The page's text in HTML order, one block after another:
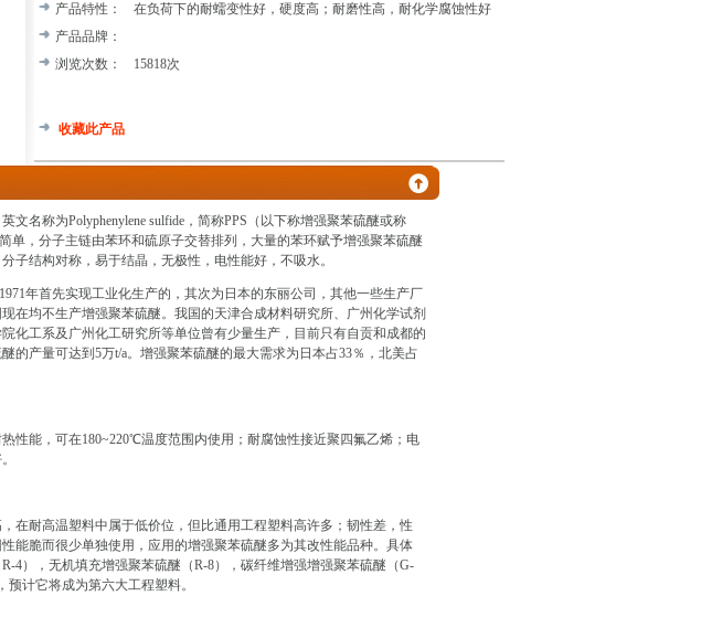
产品特性：
在负荷下的耐蠕变性好，硬度高；耐磨性高，耐化学腐蚀性好
产品品牌：
浏览次数：
15818次
收藏此产品
文名称为Polyphenylene sulfide，简称PPS（以下称增强聚苯硫醚或称
单，分子主链由苯环和硫原子交替排列，大量的苯环赋予增强聚苯硫醚
子结构对称，易于结晶，无极性，电性能好，不吸水。
年首先实现工业化生产的，其次为日本的东丽公司，其他一些生产厂
在均不生产增强聚苯硫醚。我国的天津合成材料研究所、广州化学试剂
化工系及广州化工研究所等单位曾有少量生产，目前只有自贡和成都的
的产量可达到5万t/a。增强聚苯硫醚的最大需求为日本占33％，北美占
性能，可在180~220℃温度范围内使用；耐腐蚀性接近聚四氟乙烯；电
在耐高温塑料中属于低价位，但比通用工程塑料高许多；韧性差，性
能脆而很少单独使用，应用的增强聚苯硫醚多为其改性能品种。具体
4），无机填充增强聚苯硫醚（R-8），碳纤维增强增强聚苯硫醚（G-
计它将成为第六大工程塑料。